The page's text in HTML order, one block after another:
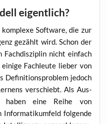
eigentlich?
Soft­ware, die zur
gezählt wird. Schon der
Fach­dis­zi­plin nicht ein­fach
Fach­leu­te lie­ber von
Defi­ni­ti­ons­pro­blem jedoch
ver­schiebt. Als Aus­
haben eine Rei­he von
Infor­ma­tik­um­feld fol­gen­de